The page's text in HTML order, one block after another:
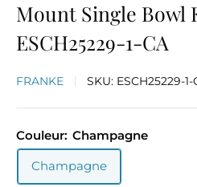
Mount Single Bowl
ESCH25229-1-CA
FRANKE SKU: ESCH25229-1-
Couleur: Champagne
Champagne